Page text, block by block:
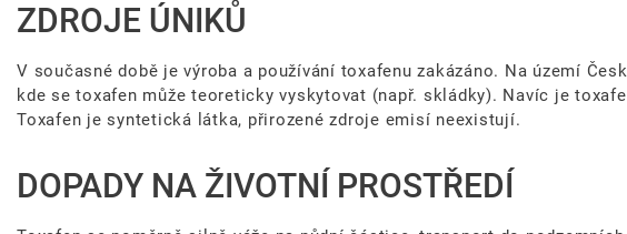
ZDROJE ÚNIKŮ
V současné době je výroba a používání toxafenu zakázáno. Na území
kde se toxafen může teoreticky vyskytovat (např. skládky). Navíc je
Toxafen je syntetická látka, přirozené zdroje emisí neexistují.
DOPADY NA ŽIVOTNÍ PROSTŘEDÍ